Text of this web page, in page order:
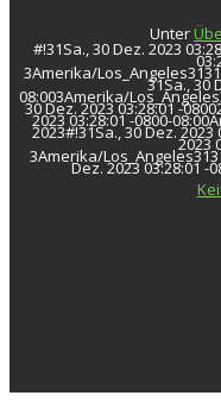
Unter
#!31Sa., 30 Dez. 2023
3Amerika/
31Sa., 30
08:003Amerika/
30 Dez. 2023 03:28:01 -
2023 03:28:01 -0800-
2023#!31Sa., 30 Dez.
2023
3Amerika/
Dez. 2023 03:28:01 -